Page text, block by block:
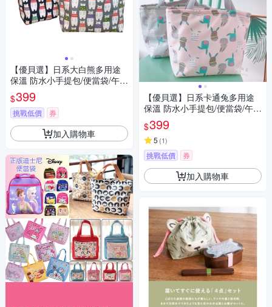
【優貝選】日系大白熊多用途
保溫 防水小手提包/便當袋/午餐
提包(2色)
$399
挑戰低價 券
加入購物車
【優貝選】日系卡通兔多用途
保溫 防水小手提包/便當袋/午餐
提包(4色)
$399
5 (1)
挑戰低價 券
加入購物車